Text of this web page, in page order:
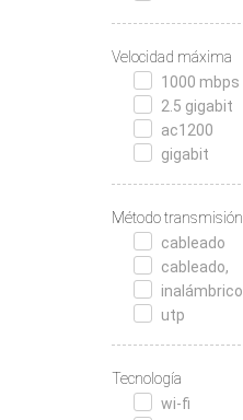
Velocidad máxima
1000 mbps
2.5 gigabit
ac1200
gigabit
Método transmisión
cableado
cableado,
inalámbrico
utp
Tecnología
wi-fi